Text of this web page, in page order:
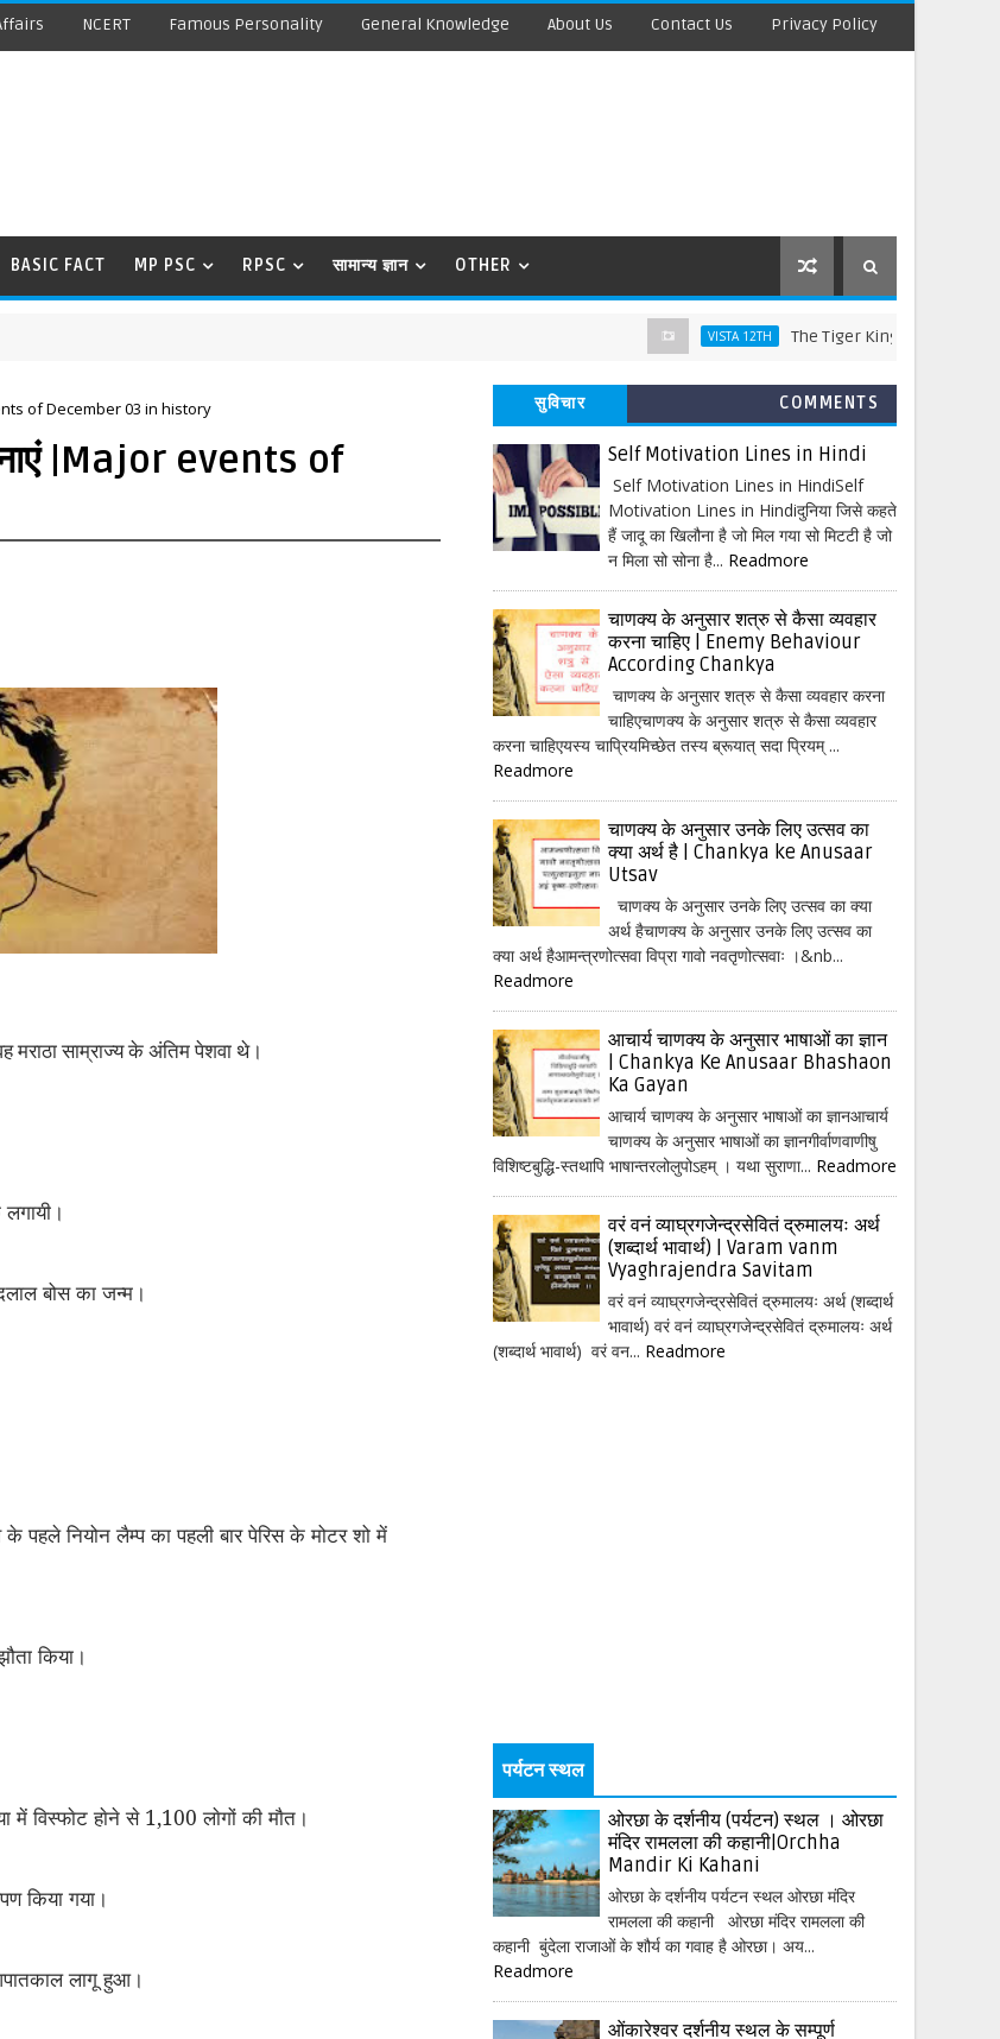
NCERT Famous Personality General Knowledge About Us Contact Us Privacy Policy
BASIC FACT MP PSC RPSC सामान्य ज्ञान OTHER
VISTA 12TH The Tiger King Words Meaning
of December 03 in history
|Major events of
मराठा साम्राज्य के अंतिम पेशवा थे।
बोस का जन्म।
के पहले नियोन लैम्प का पहली बार पेरिस के मोटर शो में
किया।
में विस्फाेट हाेने से 1,100 लाेगों की माैत।
किया गया।
लागू हुआ।
सुविचार COMMENTS
Self Motivation Lines in Hindi
Self Motivation Lines in HindiSelf
Motivation Lines in Hindiदुनिया जिसे कहते
हैं जादू का खिलौना है जो मिल गया सो मिटटी है जो
न मिला सो सोना है... Readmore
चाणक्य के अनुसार शत्रु से कैसा व्यवहार
करना चाहिए | Enemy Behaviour
According Chankya
चाणक्य के अनुसार शत्रु से कैसा व्यवहार करना
चाहिएचाणक्य के अनुसार शत्रु से कैसा व्यवहार
करना चाहिएयस्य चाप्रियमिच्छेत तस्य ब्रूयात् सदा प्रियम् ...
Readmore
चाणक्य के अनुसार उनके लिए उत्सव का
क्या अर्थ है | Chankya ke Anusaar
Utsav
चाणक्य के अनुसार उनके लिए उत्सव का क्या
अर्थ हैचाणक्य के अनुसार उनके लिए उत्सव का
क्या अर्थ हैआमन्त्रणोत्सवा विप्रा गावो नवतृणोत्सवाः ।&nb...
Readmore
आचार्य चाणक्य के अनुसार भाषाओं का ज्ञान
| Chankya Ke Anusaar Bhashaon
Ka Gayan
आचार्य चाणक्य के अनुसार भाषाओं का ज्ञानआचार्य
चाणक्य के अनुसार भाषाओं का ज्ञानगीर्वाणवाणीषु
विशिष्टबुद्धि-स्तथापि भाषान्तरलोलुपोऽहम् । यथा सुराणा... Readmore
वरं वनं व्याघ्रगजेन्द्रसेवितं द्रुमालयः अर्थ
(शब्दार्थ भावार्थ) | Varam vanm
Vyaghrajendra Savitam
वरं वनं व्याघ्रगजेन्द्रसेवितं द्रुमालयः अर्थ (शब्दार्थ
भावार्थ) वरं वनं व्याघ्रगजेन्द्रसेवितं द्रुमालयः अर्थ
(शब्दार्थ भावार्थ) वरं वन... Readmore
पर्यटन स्थल
ओरछा के दर्शनीय (पर्यटन) स्थल । ओरछा
मंदिर रामलला की कहानी|Orchha
Mandir Ki Kahani
ओरछा के दर्शनीय पर्यटन स्थल ओरछा मंदिर
रामलला की कहानी ओरछा मंदिर रामलला की
कहानी बुंदेला राजाओं के शौर्य का गवाह है ओरछा। अय...
Readmore
ओंकारेश्वर दर्शनीय स्थल के सम्पूर्ण